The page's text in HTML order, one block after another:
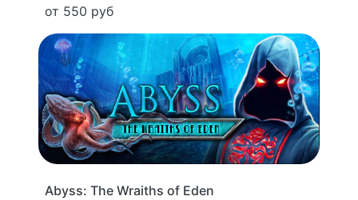
от 550 руб
Abyss: The Wraiths of Eden